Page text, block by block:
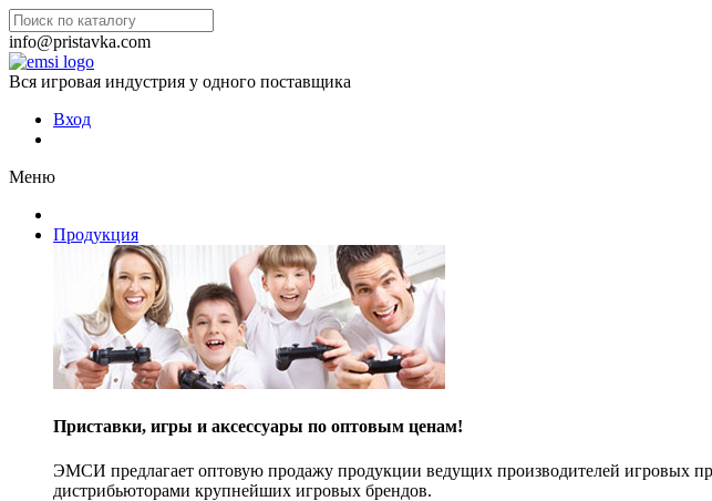
info@pristavka.com
Вся игровая индустрия у одного поставщика
Вход
Меню
Продукция
Приставки, игры и аксессуары по оптовым ценам!
ЭМСИ предлагает оптовую продажу продукции ведущих производителей игровых
дистрибьюторами крупнейших игровых брендов.